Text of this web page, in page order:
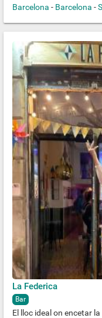
Barcelona - Barcelona -
La Federica
Bar
El lloc ideal on encetar